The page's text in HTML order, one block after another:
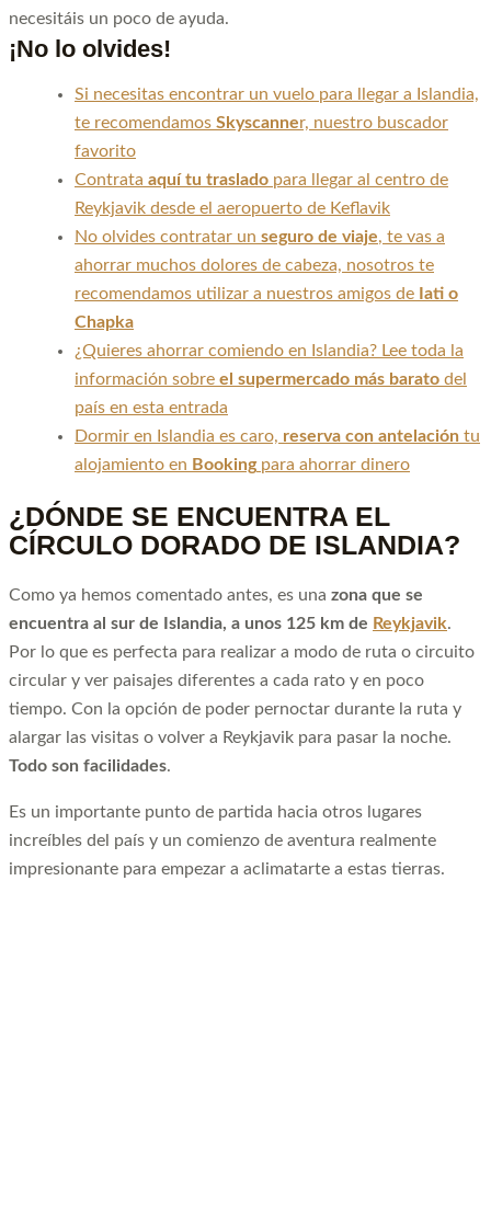
necesitáis un poco de ayuda.
¡No lo olvides!
Si necesitas encontrar un vuelo para llegar a Islandia,
te recomendamos Skyscanner, nuestro buscador
favorito
Contrata aquí tu traslado para llegar al centro de
Reykjavik desde el aeropuerto de Keflavik
No olvides contratar un seguro de viaje, te vas a
ahorrar muchos dolores de cabeza, nosotros te
recomendamos utilizar a nuestros amigos de Iati o
Chapka
¿Quieres ahorrar comiendo en Islandia? Lee toda la
información sobre el supermercado más barato del
país en esta entrada
Dormir en Islandia es caro, reserva con antelación tu
alojamiento en Bookingpara ahorrar dinero
¿DÓNDE SE ENCUENTRA EL
CÍRCULO DORADO DE ISLANDIA?
Como ya hemos comentado antes, es una zona que se
encuentra al sur de Islandia, a unos 125 km de Reykjavik.
Por lo que es perfecta para realizar a modo de ruta o circuito
circular y ver paisajes diferentes a cada rato y en poco
tiempo. Con la opción de poder pernoctar durante la ruta y
alargar las visitas o volver a Reykjavik para pasar la noche.
Todo son facilidades.
Es un importante punto de partida hacia otros lugares
increíbles del país y un comienzo de aventura realmente
impresionante para empezar a aclimatarte a estas tierras.